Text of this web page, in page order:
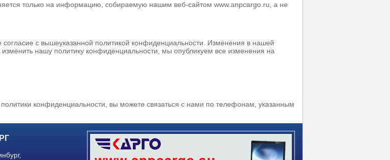
только на информацию, собираемую нашим веб-сайтом www.anpcargo.ru, а не
с вышеуказанной политикой конфиденциальности. Изменения в нашей
нашу политику конфиденциальности, мы опубликуем все изменения на
конфиденциальности, вы можете связаться с нами по телефонам, указанным